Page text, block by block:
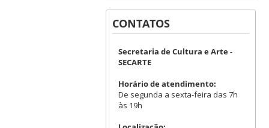
CONTATOS
Secretaria de Cultura e Arte -
SECARTE
Horário de atendimento:
De segunda a sexta-feira das 7h
às 19h